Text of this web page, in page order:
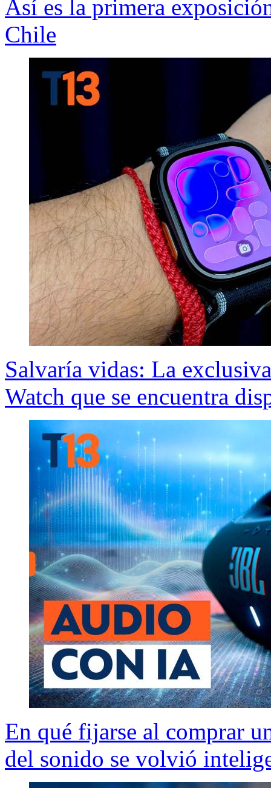
Así es la primera
Chile
Salvaría vidas: La
Watch que se encuentra
En qué fijarse al comprar
del sonido se volvió